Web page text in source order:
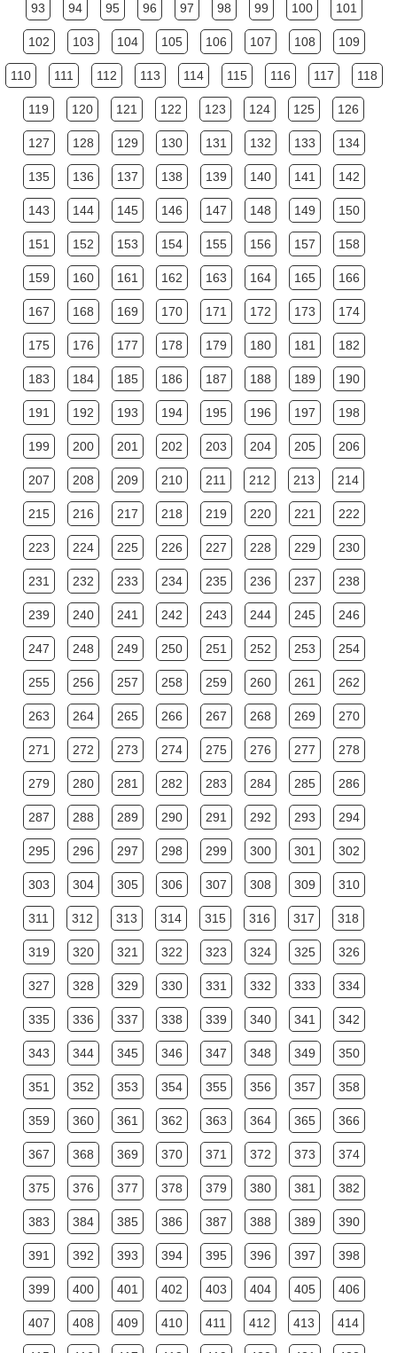
93 94 95 96 97 98 99 100 101
102 103 104 105 106 107 108 109
110 111 112 113 114 115 116 117 118
119 120 121 122 123 124 125 126
127 128 129 130 131 132 133 134
135 136 137 138 139 140 141 142
143 144 145 146 147 148 149 150
151 152 153 154 155 156 157 158
159 160 161 162 163 164 165 166
167 168 169 170 171 172 173 174
175 176 177 178 179 180 181 182
183 184 185 186 187 188 189 190
191 192 193 194 195 196 197 198
199 200 201 202 203 204 205 206
207 208 209 210 211 212 213 214
215 216 217 218 219 220 221 222
223 224 225 226 227 228 229 230
231 232 233 234 235 236 237 238
239 240 241 242 243 244 245 246
247 248 249 250 251 252 253 254
255 256 257 258 259 260 261 262
263 264 265 266 267 268 269 270
271 272 273 274 275 276 277 278
279 280 281 282 283 284 285 286
287 288 289 290 291 292 293 294
295 296 297 298 299 300 301 302
303 304 305 306 307 308 309 310
311 312 313 314 315 316 317 318
319 320 321 322 323 324 325 326
327 328 329 330 331 332 333 334
335 336 337 338 339 340 341 342
343 344 345 346 347 348 349 350
351 352 353 354 355 356 357 358
359 360 361 362 363 364 365 366
367 368 369 370 371 372 373 374
375 376 377 378 379 380 381 382
383 384 385 386 387 388 389 390
391 392 393 394 395 396 397 398
399 400 401 402 403 404 405 406
407 408 409 410 411 412 413 414